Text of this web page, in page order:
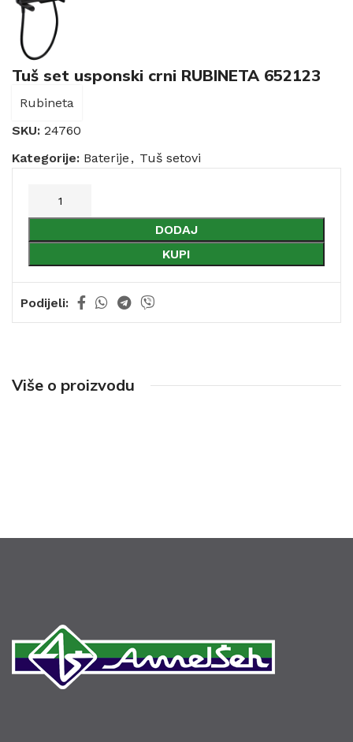
Tuš set usponski crni RUBINETA 652123
Rubineta
SKU: 24760
Kategorije: Baterije , Tuš setovi
DODAJ
KUPI
Podijeli:
Više o proizvodu